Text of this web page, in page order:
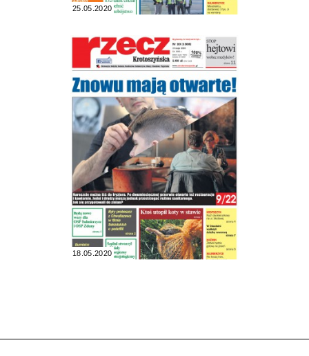
25.05.2020
18.05.2020